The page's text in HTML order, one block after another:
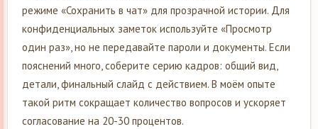
режиме «Сохранить в чат» для прозрачной истории. Для
конфиденциальных заметок используйте «Просмотр
один раз», но не передавайте пароли и документы. Если
пояснений много, соберите серию кадров: общий вид,
детали, финальный слайд с действием. В моём опыте
такой ритм сокращает количество вопросов и ускоряет
согласование на 20-30 процентов.